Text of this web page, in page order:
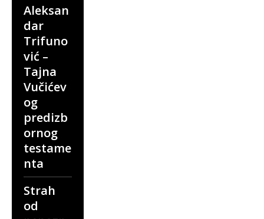
Aleksan
dar
Trifuno
vić –
Tajna
Vučićev
og
predizb
ornog
testame
nta
Strah
od